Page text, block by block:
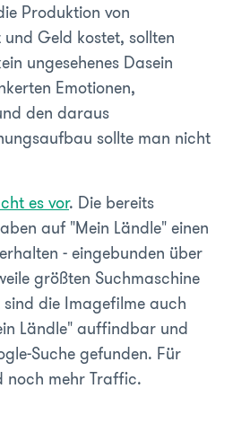
Produktion von
und Geld kostet, sollten
ungesehenes Dasein
Emotionen,
den daraus
sollte man nicht
es vor. Die bereits
auf "Mein Ländle" einen
- eingebunden über
größten Suchmaschine
die Imagefilme auch
Ländle" auffindbar und
Suche gefunden. Für
noch mehr Traffic.